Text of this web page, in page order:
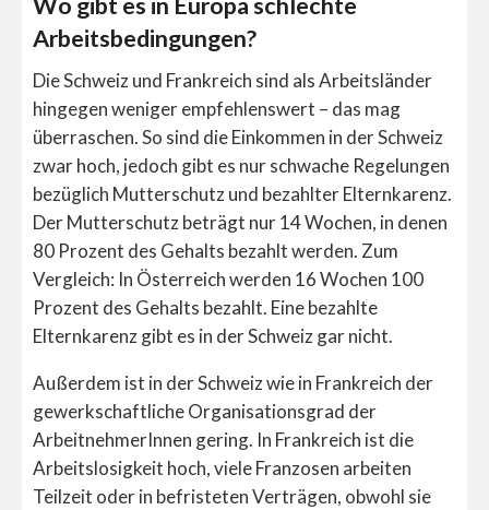
Wo gibt es in Europa schlechte
Arbeitsbedingungen?
Die Schweiz und Frankreich sind als Arbeitsländer
hingegen weniger empfehlenswert – das mag
überraschen. So sind die Einkommen in der Schweiz
zwar hoch, jedoch gibt es nur schwache Regelungen
bezüglich Mutterschutz und bezahlter Elternkarenz.
Der Mutterschutz beträgt nur 14 Wochen, in denen
80 Prozent des Gehalts bezahlt werden. Zum
Vergleich: In Österreich werden 16 Wochen 100
Prozent des Gehalts bezahlt. Eine bezahlte
Elternkarenz gibt es in der Schweiz gar nicht.
Außerdem ist in der Schweiz wie in Frankreich der
gewerkschaftliche Organisationsgrad der
ArbeitnehmerInnen gering. In Frankreich ist die
Arbeitslosigkeit hoch, viele Franzosen arbeiten
Teilzeit oder in befristeten Verträgen, obwohl sie